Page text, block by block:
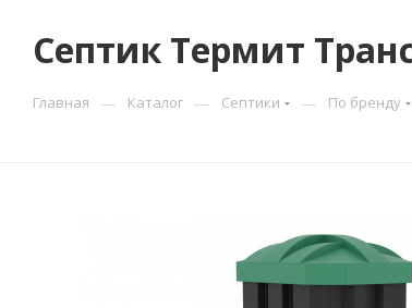
Септик Термит
Главная — Каталог — Септики — По бренду